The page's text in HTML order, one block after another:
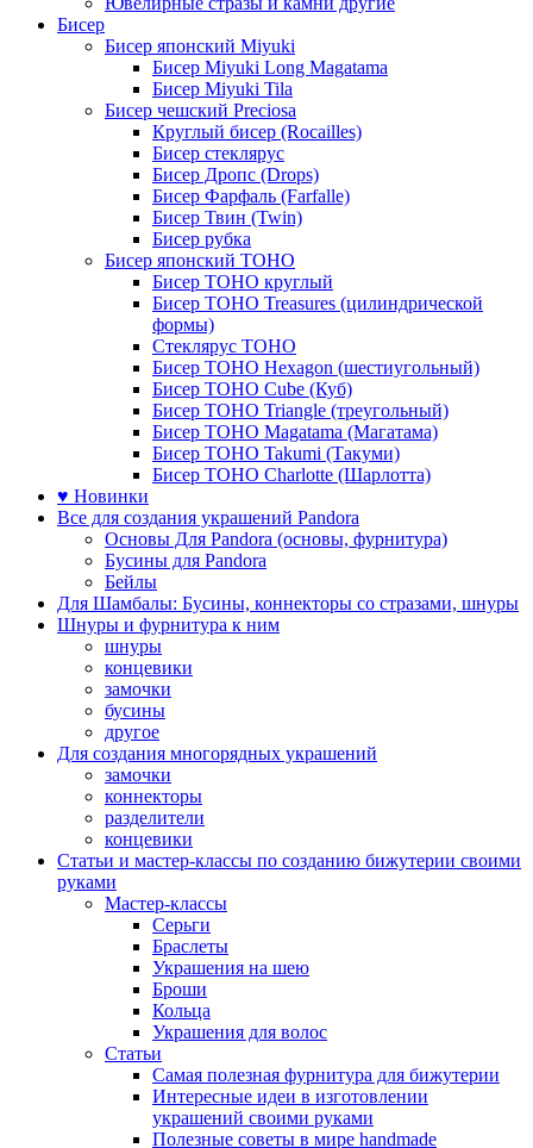
Бисер
Бисер японский Miyuki
Бисер Miyuki Long Magatama
Бисер Miyuki Tila
Бисер чешский Preciosa
Круглый бисер (Rocailles)
Бисер стеклярус
Бисер Дропс (Drops)
Бисер Фарфаль (Farfalle)
Бисер Твин (Twin)
Бисер рубка
Бисер японский TOHO
Бисер TOHO круглый
Бисер TOHO Treasures (цилиндрической
формы)
Стеклярус TOHO
Бисер TOHO Hexagon (шестиугольный)
Бисер TOHO Cube (Куб)
Бисер TOHO Triangle (треугольный)
Бисер TOHO Magatama (Магатама)
Бисер TOHO Takumi (Такуми)
Бисер TOHO Charlotte (Шарлотта)
♥ Новинки
Все для создания украшений Pandora
Основы Для Pandora (основы, фурнитура)
Бусины для Pandora
Бейлы
Для Шамбалы: Бусины, коннекторы со стразами, шнуры
Шнуры и фурнитура к ним
шнуры
концевики
замочки
бусины
другое
Для создания многорядных украшений
замочки
коннекторы
разделители
концевики
Статьи и мастер-классы по созданию бижутерии своими
руками
Мастер-классы
Серьги
Браслеты
Украшения на шею
Броши
Кольца
Украшения для волос
Статьи
Самая полезная фурнитура для бижутерии
Интересные идеи в изготовлении
украшений своими руками
Полезные советы в мире handmade